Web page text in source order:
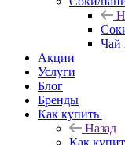
Чай
Акции
Услуги
Блог
Бренды
Как купить
Назад
Как